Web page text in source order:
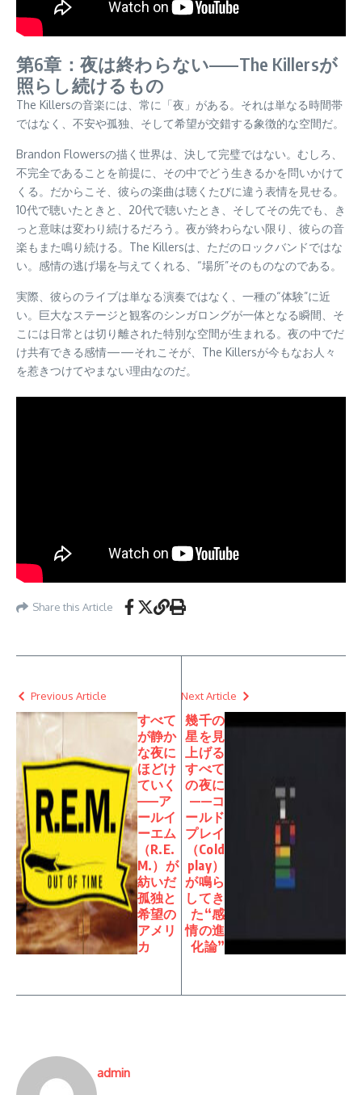
第6章：夜は終わらない——The Killersが
照らし続けるもの
The Killersの音楽には、常に「夜」がある。それは単なる時間帯
ではなく、不安や孤独、そして希望が交錯する象徴的な空間だ。
Brandon Flowersの描く世界は、決して完璧ではない。むしろ、
不完全であることを前提に、その中でどう生きるかを問いかけて
くる。だからこそ、彼らの楽曲は聴くたびに違う表情を見せる。
10代で聴いたときと、20代で聴いたとき、そしてその先でも、き
っと意味は変わり続けるだろう。夜が終わらない限り、彼らの音
楽もまた鳴り続ける。The Killersは、ただのロックバンドではな
い。感情の逃げ場を与えてくれる、“場所”そのものなのである。
実際、彼らのライブは単なる演奏ではなく、一種の“体験”に近
い。巨大なステージと観客のシンガロングが一体となる瞬間、そ
こには日常とは切り離された特別な空間が生まれる。夜の中でだ
け共有できる感情——それこそが、The Killersが今もなお人々
を惹きつけてやまない理由なのだ。
Share this Article
Previous Article
すべて
が静か
な夜に
ほどけ
ていく
——ア
ールイ
ーエム
（R.E.
M.）が
紡いだ
孤独と
希望の
アメリ
カ
Next Article
幾千の
星を見
上げる
すべて
の夜に
——コ
ールド
プレイ
（Cold
play）
が鳴ら
してき
た“感
情の進
化論”
admin